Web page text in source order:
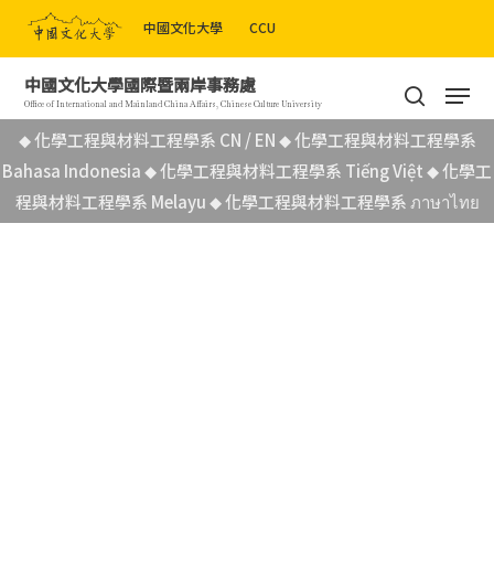
main
content
中國文化大學 CCU
中國文化大學國際暨兩岸事務處
Office of International and Mainland China Affairs, Chinese Culture University search
◆化學工程與材料工程學系 CN / EN ◆化學工程與材料工程學系
Bahasa Indonesia ◆化學工程與材料工程學系 Tiếng Việt ◆化學工
程與材料工程學系 Melayu ◆化學工程與材料工程學系 ภาษาไทย
Menu